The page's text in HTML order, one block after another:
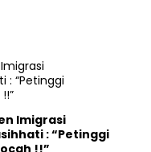
Imigrasi
: “Petinggi
!!”